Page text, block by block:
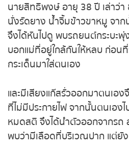
หวยหุ้นเยอรมัน
หวยหุ้นอังกฤษ
หวยหุ้นรัสเซีย
หวยหุ้นอินเดีย
หวยหุ้นดาวโจนส์
นายสิทธิพงษ์ อายุ 38 ปี เล่าว่า
กำลังนั่งรัดยาง น้ำจิ้มข้าวขาห
ชนกันจึงได้หันไปดู พบรถยนต์ก
ตนเอง จึงรีบบอกแม่ที่อยู่ใกล้กั
จะพุ่งชนถังแก๊ส กระเด็นมาใส่ตนเ
และมีเสียงแก๊สรั่วออกมาตนเอ
ดีที่ไม่มีประกายไฟ จากนั้นตนเ
ว่า หมดสติ จึงได้นำตัวออกจ
ด้วยพบว่ามีเลือดที่บริเวณปาก แ